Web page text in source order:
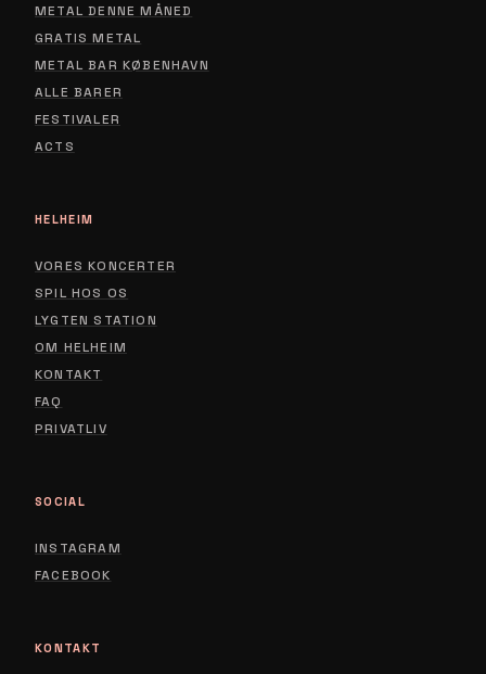
METAL DENNE MÅNED
GRATIS METAL
METAL BAR KØBENHAVN
ALLE BARER
FESTIVALER
ACTS
HELHEIM
VORES KONCERTER
SPIL HOS OS
LYGTEN STATION
OM HELHEIM
KONTAKT
FAQ
PRIVATLIVPRIVACY POLICY
SOCIAL
INSTAGRAM
FACEBOOK
KONTAKT